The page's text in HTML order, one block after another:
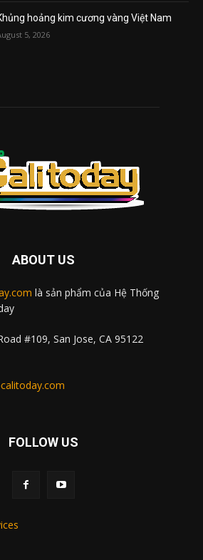
hoảng kim cương vàng Việt Nam
5, 2026
ABOUT US
là sản phẩm của Hệ Thống
#109, San Jose, CA 95122
FOLLOW US